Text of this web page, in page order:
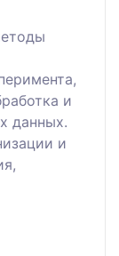
и
данных.
и